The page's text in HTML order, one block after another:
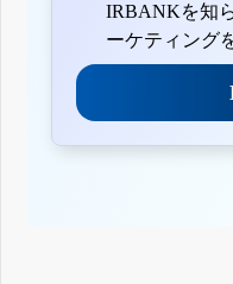
IRBANKを知
ーケティング